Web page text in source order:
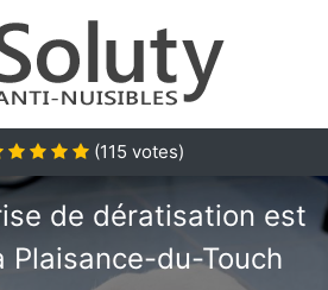
(115 votes)
de dératisation est
Plaisance-du-Touch